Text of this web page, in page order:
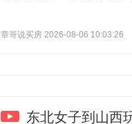
章哥说买房 2026-08-06 10:03:26
东北女子到山西